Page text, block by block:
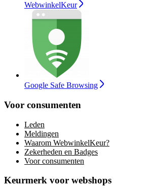
WebwinkelKeur
Google Safe Browsing
Voor consumenten
Leden
Meldingen
Waarom WebwinkelKeur?
Zekerheden en Badges
Voor consumenten
Keurmerk voor webshops